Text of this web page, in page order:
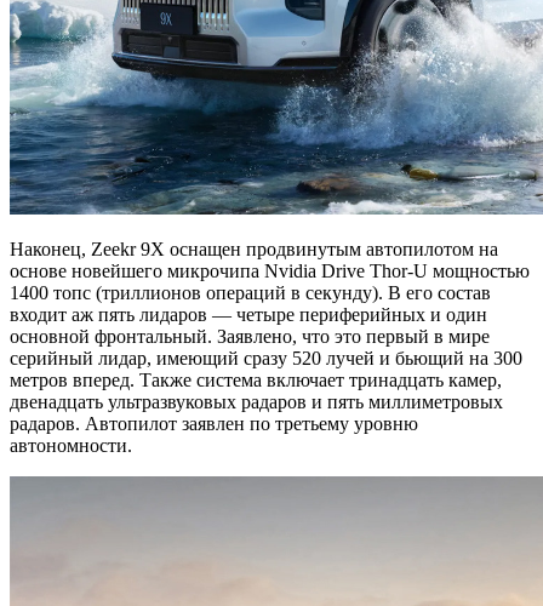
Наконец, Zeekr 9X оснащен продвинутым автопилотом на
основе новейшего микрочипа Nvidia Drive Thor-U мощностью
1400 топс (триллионов операций в секунду). В его состав
входит аж пять лидаров — четыре периферийных и один
основной фронтальный. Заявлено, что это первый в мире
серийный лидар, имеющий сразу 520 лучей и бьющий на 300
метров вперед. Также система включает тринадцать камер,
двенадцать ультразвуковых радаров и пять миллиметровых
радаров. Автопилот заявлен по третьему уровню
автономности.